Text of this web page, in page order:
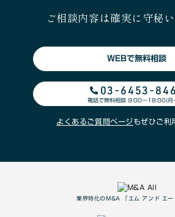
ご相談内容は確実に守秘い
WEBで無料相談
03-6453-
電話で無料相談 9:00〜18:00(月
よくあるご質問ページもぜひご利
業界特化のM&A 「エム アンド エー